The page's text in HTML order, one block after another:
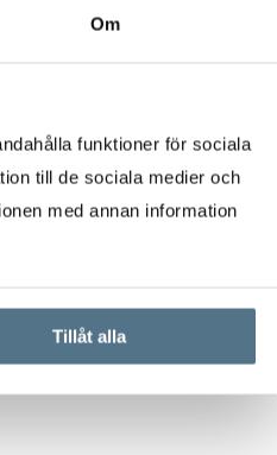
Om
funktioner för sociala
till de sociala medier och
med annan information
Tillåt alla